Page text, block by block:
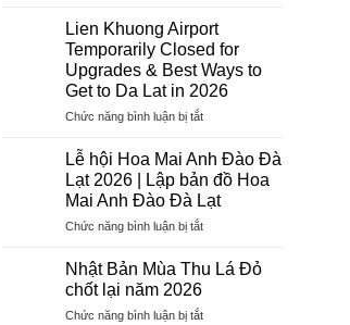
Hướng
Tiên
Tourist:
Uy
Tín,
Chuyên
Tỷ
Đậu
Cao
hướng
Du
lịch
Đà
Lạt
vào
Tết
Nguyên
Đán
2026
–
Bính
Lien Khuong Airport
Temporarily Closed for
Upgrades & Best Ways to
Get to Da Lat in 2026
Chức năng bình luận bị tắtở
Khuong
Airport
Temporarily
Closed
for
&
to
Lễ hội Hoa Mai Anh Đào Đà
Lạt 2026 | Lập bản đồ Hoa
Mai Anh Đào Đà Lạt
Chức năng bình luận bị tắtở
hội
Anh
Nhật Bản Mùa Thu Lá Đỏ
chốt lại năm 2026
Chức năng bình luận bị tắtở